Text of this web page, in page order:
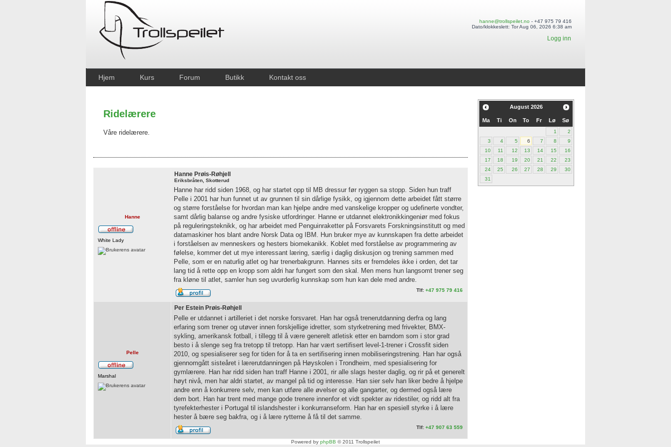
hanne@trollspeilet.no - +47 975 79 416
Dato/klokkeslett: Tor Aug 06, 2026 6:38 am
Logg inn
Hjem Kurs Forum Butikk Kontakt oss
Ridelærere
Våre ridelærere.
Hanne
White Lady
Hanne Prøis-Røhjell
Eriksbråten, Skotterud
Hanne har ridd siden 1968, og har startet opp til MB dressur før ryggen sa stopp. Siden hun traff
Pelle i 2001 har hun funnet ut av grunnen til sin dårlige fysikk, og igjennom dette arbeidet fått større
og større forståelse for hvordan man kan hjelpe andre med vanskelige kropper og udefinerte vondter,
samt dårlig balanse og andre fysiske utfordringer. Hanne er utdannet elektronikkingeniør med fokus
på reguleringsteknikk, og har arbeidet med Penguinraketter på Forsvarets Forskningsinstitutt og med
datamaskiner hos blant andre Norsk Data og IBM. Hun bruker mye av kunnskapen fra dette arbeidet
i forståelsen av menneskers og hesters biomekanikk. Koblet med forståelse av programmering av
følelse, kommer det ut mye interessant læring, særlig i daglig diskusjon og trening sammen med
Pelle, som er en naturlig atlet og har trenerbakgrunn. Hannes sits er fremdeles ikke i orden, det tar
lang tid å rette opp en kropp som aldri har fungert som den skal. Men mens hun langsomt trener seg
fra kløne til atlet, samler hun seg uvurderlig kunnskap som hun kan dele med andre.
Tlf: +47 975 79 416
Pelle
Marshal
Per Estein Prøis-Røhjell
Pelle er utdannet i artilleriet i det norske forsvaret. Han har også trenerutdanning derfra og lang
erfaring som trener og utøver innen forskjellige idretter, som styrketrening med frivekter, BMX-
sykling, amerikansk fotball, i tillegg til å være generelt atletisk etter en barndom som i stor grad
besto i å slenge seg fra tretopp til tretopp. Han har vært sertifisert level-1-trener i Crossfit siden
2010, og spesialiserer seg for tiden for å ta en sertifisering innen mobiliseringstrening. Han har også
gjennomgått sisteåret i lærerutdanningen på Høyskolen i Trondheim, med spesialisering for
gymlærere. Han har ridd siden han traff Hanne i 2001, rir alle slags hester daglig, og rir på et generelt
høyt nivå, men har aldri startet, av mangel på tid og interesse. Han sier selv han liker bedre å hjelpe
andre enn å konkurrere selv, men kan utføre alle øvelser og alle gangarter, og dermed også lære
dem bort. Han har trent med mange gode trenere innenfor et vidt spekter av ridestiler, og ridd alt fra
tyrefekterhester i Portugal til islandshester i konkurranseform. Han har en spesiell styrke i å lære
hester å bære seg bakfra, og i å lære rytterne å få til det samme.
Tlf: +47 907 63 559
August 2026
Ma Ti On To Fr Lø Sø
1
2
3
4 5 6 7 8
9
10
11 12 13 14 15
16
17
18 19 20 21 22
23
24
25 26 27 28 29
30
31
Powered by phpBB © 2011 Trollspeilet